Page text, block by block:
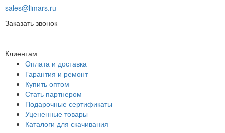
sales@limars.ru
Заказать звонок
Клиентам
Оплата и доставка
Гарантия и ремонт
Купить оптом
Стать партнером
Подарочные сертификаты
Уцененные товары
Каталоги для скачивания